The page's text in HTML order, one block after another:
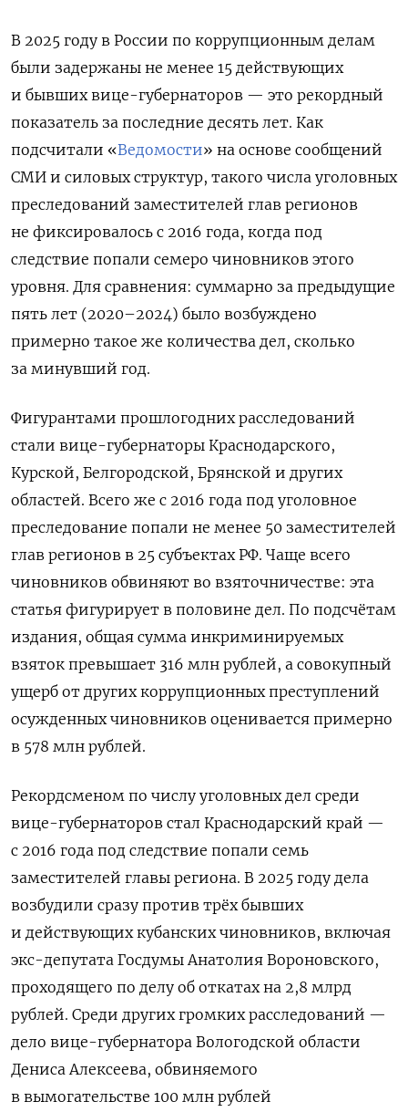
В 2025 году в России по коррупционным делам
были задержаны не менее 15 действующих
и бывших вице-губернаторов — это рекордный
показатель за последние десять лет. Как
подсчитали «Ведомости» на основе сообщений
СМИ и силовых структур, такого числа уголовных
преследований заместителей глав регионов
не фиксировалось с 2016 года, когда под
следствие попали семеро чиновников этого
уровня. Для сравнения: суммарно за предыдущие
пять лет (2020–2024) было возбуждено
примерно такое же количества дел, сколько
за минувший год.
Фигурантами прошлогодних расследований
стали вице-губернаторы Краснодарского,
Курской, Белгородской, Брянской и других
областей. Всего же с 2016 года под уголовное
преследование попали не менее 50 заместителей
глав регионов в 25 субъектах РФ. Чаще всего
чиновников обвиняют во взяточничестве: эта
статья фигурирует в половине дел. По подсчётам
издания, общая сумма инкриминируемых
взяток превышает 316 млн рублей, а совокупный
ущерб от других коррупционных преступлений
осужденных чиновников оценивается примерно
в 578 млн рублей.
Рекордсменом по числу уголовных дел среди
вице-губернаторов стал Краснодарский край —
с 2016 года под следствие попали семь
заместителей главы региона. В 2025 году дела
возбудили сразу против трёх бывших
и действующих кубанских чиновников, включая
экс-депутата Госдумы Анатолия Вороновского,
проходящего по делу об откатах на 2,8 млрд
рублей. Среди других громких расследований —
дело вице-губернатора Вологодской области
Дениса Алексеева, обвиняемого
в вымогательстве 100 млн рублей